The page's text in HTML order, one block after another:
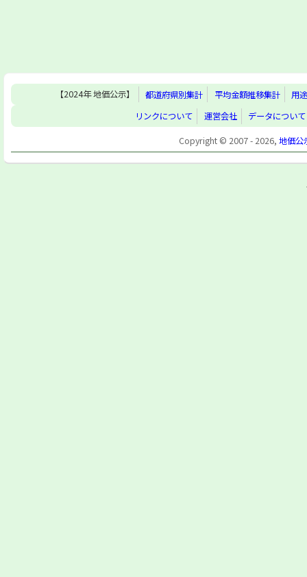
【2024年 地価公示】 都道府県別集計 平均金額推移集計
用
リンクについて
運営会社
データについて
Copyright © 2007 - 2026, 地価公